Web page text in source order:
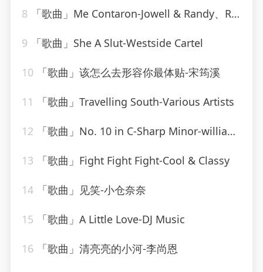
8 「歌曲」Me Contaron-Jowell & Randy、Rauw Alejandro
9 「歌曲」She A Slut-Westside Cartel
10 「歌曲」该怎么去形容你最体贴-宋筠溪
11 「歌曲」Travelling South-Various Artists
12 「歌曲」No. 10 in C-Sharp Minor-william kapell、Dmitri Shostakovich
13 「歌曲」Fight Fight Fight-Cool & Classy
14 「歌曲」见笑-小仓奈奈
15 「歌曲」A Little Love-DJ Music
16 「歌曲」清亮亮的小河-李尚恩